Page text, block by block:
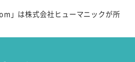
」は株式会社ヒューマニックが所